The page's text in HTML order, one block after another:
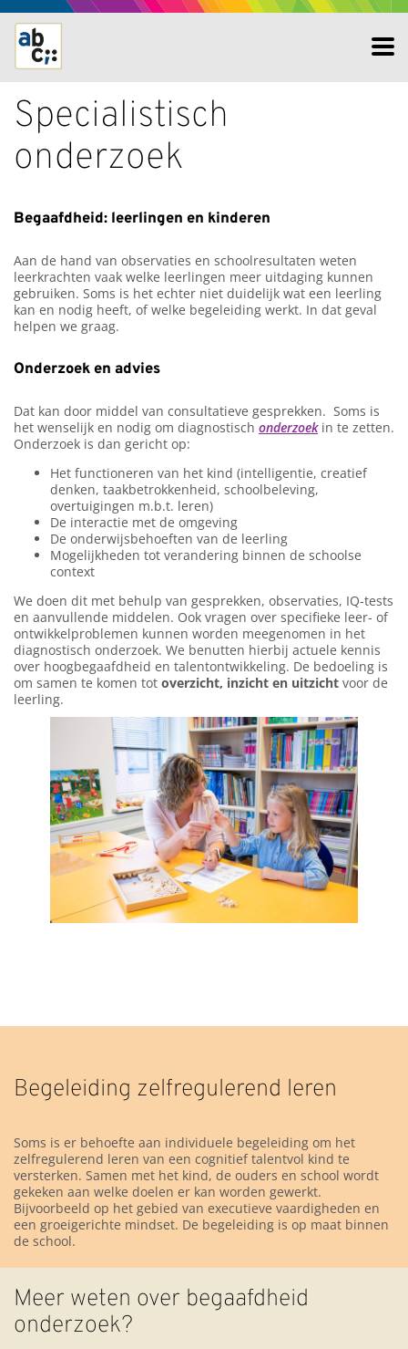
Specialistisch
onderzoek
Begaafdheid: leerlingen en kinderen
Aan de hand van observaties en schoolresultaten weten
leerkrachten vaak welke leerlingen meer uitdaging kunnen
gebruiken. Soms is het echter niet duidelijk wat een leerling
kan en nodig heeft, of welke begeleiding werkt. In dat geval
helpen we graag.
Onderzoek en advies
Dat kan door middel van consultatieve gesprekken. Soms is
het wenselijk en nodig om diagnostisch onderzoekin te zetten.
Onderzoek is dan gericht op:
Het functioneren van het kind (intelligentie, creatief
denken, taakbetrokkenheid, schoolbeleving,
overtuigingen m.b.t. leren)
De interactie met de omgeving
De onderwijsbehoeften van de leerling
Mogelijkheden tot verandering binnen de schoolse
context
We doen dit met behulp van gesprekken, observaties, IQ-tests
en aanvullende middelen. Ook vragen over specifieke leer- of
ontwikkelproblemen kunnen worden meegenomen in het
diagnostisch onderzoek. We benutten hierbij actuele kennis
over hoogbegaafdheid en talentontwikkeling. De bedoeling is
om samen te komen tot overzicht, inzicht en uitzicht voor de
leerling.
Begeleiding zelfregulerend leren
Soms is er behoefte aan individuele begeleiding om het
zelfregulerend leren van een cognitief talentvol kind te
versterken. Samen met het kind, de ouders en school wordt
gekeken aan welke doelen er kan worden gewerkt.
Bijvoorbeeld op het gebied van executieve vaardigheden en
een groeigerichte mindset. De begeleiding is op maat binnen
de school.
Meer weten over begaafdheid
onderzoek?